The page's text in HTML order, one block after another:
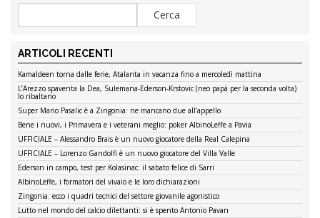
ARTICOLI RECENTI
Kamaldeen torna dalle ferie, Atalanta in vacanza fino a mercoledì mattina
L’Arezzo spaventa la Dea, Sulemana-Ederson-Krstovic (neo papà per la seconda volta)
lo ribaltano
Super Mario Pasalic è a Zingonia: ne mancano due all’appello
Bene i nuovi, i Primavera e i veterani meglio: poker AlbinoLeffe a Pavia
UFFICIALE – Alessandro Brais è un nuovo giocatore della Real Calepina
UFFICIALE – Lorenzo Gandolfi è un nuovo giocatore del Villa Valle
Ederson in campo, test per Kolasinac: il sabato felice di Sarri
AlbinoLeffe, i formatori del vivaio e le loro dichiarazioni
Zingonia: ecco i quadri tecnici del settore giovanile agonistico
Lutto nel mondo del calcio dilettanti: si è spento Antonio Pavan